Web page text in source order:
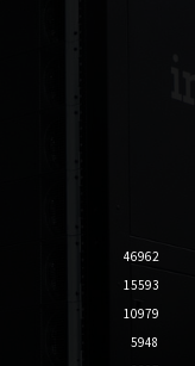
46962
15593
10979
5948